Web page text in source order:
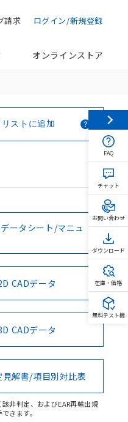
ログイン/新規登録
請求
オンラインストア
リストに追加
ータシート/マニュ
CADデータ
CADデータ
見解書/項目別対比表
非判定、およびEAR再輸出規
きます。
FAQ
チャット
お問い合わせ
ダウンロード
在庫・価格
無料テスト機